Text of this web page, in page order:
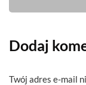
Dodaj
Twój adres e-mail